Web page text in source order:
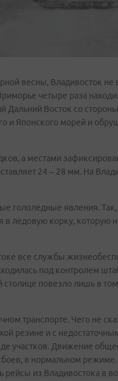
весны, Владивосток
четыре раза
Дальний Восток со
и Японского морей и
а местами
24 – 28 мм. На
явления. Так,
в ледовую корку, которую
все службы
под контролем
повезло лишь в
транспорте. Чего не
резине и с
участков. Движение
в нормальном
рейсы из Владивостока в